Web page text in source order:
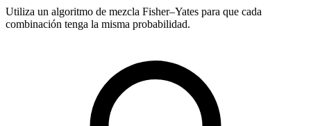
Utiliza un algoritmo de mezcla Fisher–Yates para que cada
combinación tenga la misma probabilidad.